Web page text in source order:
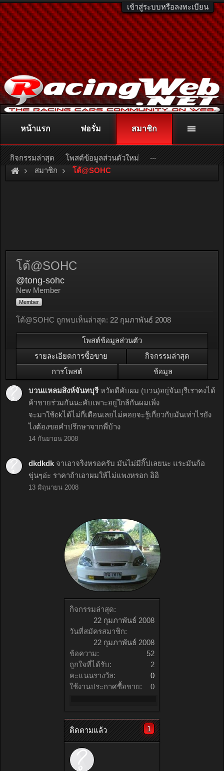
เข้าสู่ระบบหรือลงทะเบียน
ติดต่อลงโฆษณา racingweb@gmail.comหรือโทร. 081-811-1138
หรืออ่านรายละเอียดเพิ่มเติม คลิกที่นี่
สมาชิก โต้@SOHC
กิจกรรมล่าสุด:
22 กุมภาพันธ์ 2008
วันที่สมัครสมาชิก:
22 กุมภาพันธ์ 2008
ข้อความ:
52
ถูกใจที่ได้รับ:
2
คะแนนรางวัล:
0
ใช้งานประกาศซื้อขาย:
0
ติดตามแล้ว 1
โต้@SOHC
@tong-sohc
New Member
Member
โต้@SOHC ถูกพบเห็นล่าสุด: 22 กุมภาพันธ์ 2008
โพสต์ข้อมูลส่วนตัว
รายละเอียดการซื้อขาย
กิจกรรมล่าสุด
การโพสต์
ข้อมูล
บวนแหลมสิงห์จันทบุรี หวัดดีคับผม (บวน)อยู่จันบุรีเราคงได้
ค้าขายร่วมกันนะคับเพาะอยู่ใกล้กันผมเพิ่ง
จะมาใช้ekได้ไม่กี่เดือนเลยไม่คอยจะรู้เกี่ยวกับมันเท่าไรยัง
ไงต้องขอคำปรึกษาจากพี่บ้าง
14 กันยายน 2008
dkdkdk จาเอาจริงหรอครับ มันไม่มีกิ๊ปเลยนะ แระมันก้อ
ขุ่นๆอ่ะ ราคาถ้าเอาผมให้ไม่แพงหรอก อิอิ
13 มิถุนายน 2008
หน้าแรก ฟอรั่ม สมาชิก
กิจกรรมล่าสุด โพสต์ข้อมูลส่วนตัวใหม่ ...